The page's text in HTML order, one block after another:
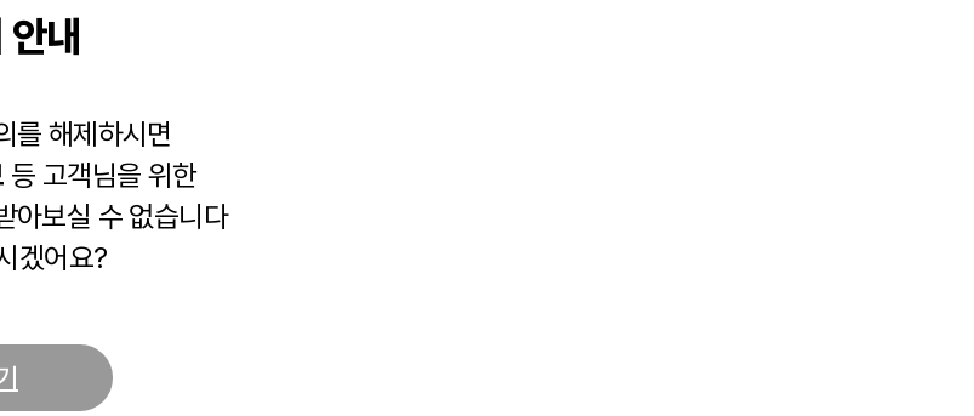
내
를 해제하시면
등 고객님을 위한
아보실 수 없습니다
겠어요?